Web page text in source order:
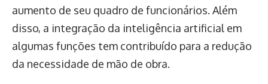
aumento de seu quadro de funcionários. Além
disso, a integração da inteligência artificial em
algumas funções tem contribuído para a redução
da necessidade de mão de obra.